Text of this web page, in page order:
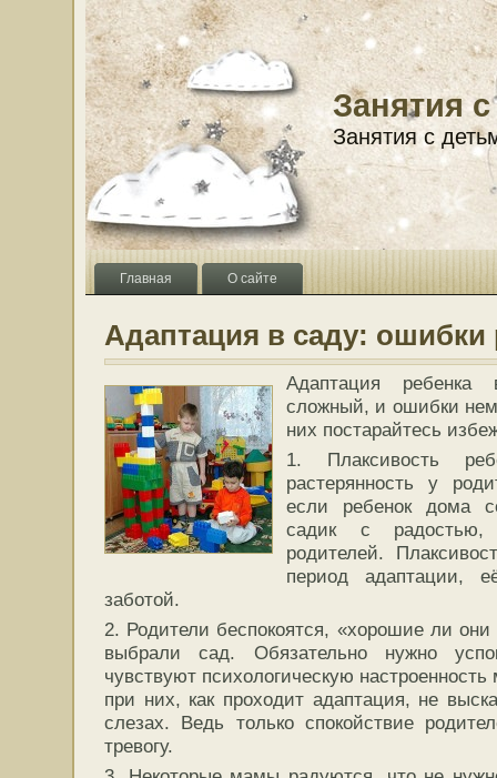
Занятия
Занятия с
Главная О сайте
Адаптация в саду: ошибки
Адаптация
сложный, и ошибки
них постарайтесь
1. Плаксивость
растерянность у
если ребенок дома
садик с радостью,
родителей.
период адаптации,
заботой.
2. Родители беспокоятся, «хорошие ли
выбрали сад. Обязательно нужно
чувствуют психологическую
при них, как проходит адаптация, не
слезах. Ведь только спокойствие
тревогу.